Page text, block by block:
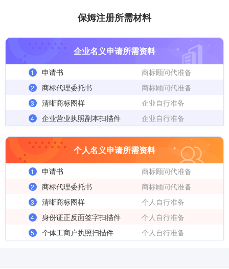
保姆注册所需材料
企业名义申请所需资料
1 申请书 商标顾问代准备
2 商标代理委托书 商标顾问代准备
3 清晰商标图样 企业自行准备
4 企业营业执照副本扫描件 企业自行准备
个人名义申请所需资料
1 申请书 商标顾问代准备
2 商标代理委托书 商标顾问代准备
3 清晰商标图样 个人自行准备
4 身份证正反面签字扫描件 个人自行准备
5 个体工商户执照扫描件 个人自行准备